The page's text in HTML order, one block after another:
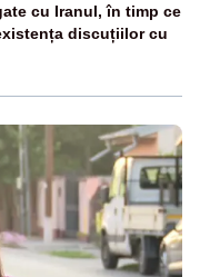
cu Iranul, în timp ce
discuțiilor cu